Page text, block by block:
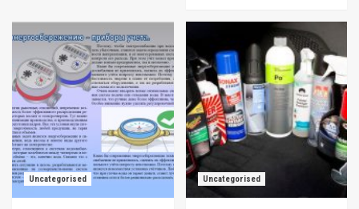
Uncategorised Uncategorised